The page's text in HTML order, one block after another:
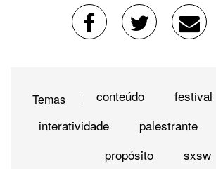
Temas conteúdo festival
interatividade
palestrante
propósito
sxsw